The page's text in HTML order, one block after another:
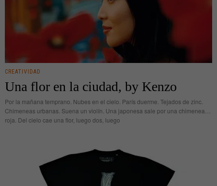
CREATIVIDAD
Una flor en la ciudad, by Kenzo
Por la mañana temprano. Nubes en el cielo. París duerme. Tejados de zinc.
Chimeneas urbanas. Suena un violín. Una japonesa sale por una chimenea…
roja. Del cielo cae una flor, luego dos, luego